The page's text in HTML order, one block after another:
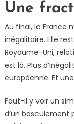
Une
Au final, la France
inégalitaire. Elle
Royaume-Uni,
est là. Plus
européenne. Et
Faut-il y voir un
d’un basculement